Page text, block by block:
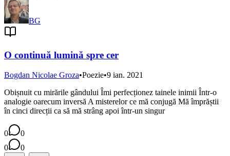
BG
O continuă lumină spre cer
Bogdan Nicolae Groza•Poezie•9 ian. 2021
Obișnuit cu mirările gândului Îmi perfecționez tainele inimii Într-o
analogie oarecum inversă A misterelor ce mă conjugă Mă împrăștii
în cinci direcții ca să mă strâng apoi într-un singur
0
0
0
0